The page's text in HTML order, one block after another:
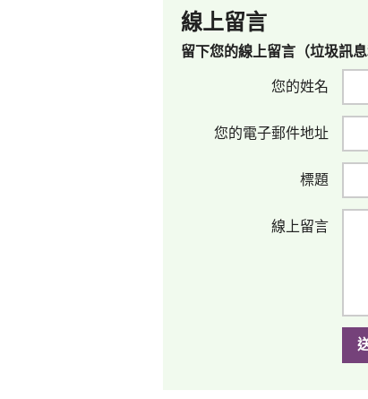
線上留言
留下您的線上留言（垃圾訊
您的姓名
您的電子郵件地址
標題
線上留言